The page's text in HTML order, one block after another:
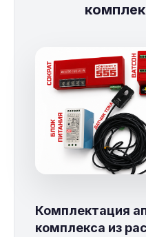
Комплектация
комплекса из